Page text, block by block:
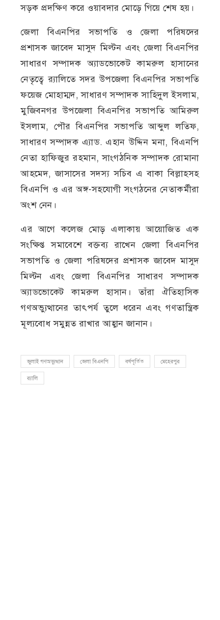
সড়ক প্রদক্ষিণ করে ওয়াবদার মোড়ে গিয়ে শেষ হয়।
জেলা বিএনপির সভাপতি ও জেলা পরিষদের
প্রশাসক জাবেদ মাসুদ মিল্টন এবং জেলা বিএনপির
সাধারণ সম্পাদক অ্যাডভোকেট কামরুল হাসানের
নেতৃত্বে র‍্যালিতে সদর উপজেলা বিএনপির সভাপতি
ফয়েজ মোহাম্মদ, সাধারণ সম্পাদক সাহিদুল ইসলাম,
মুজিবনগর উপজেলা বিএনপির সভাপতি আমিরুল
ইসলাম, পৌর বিএনপির সভাপতি আব্দুল লতিফ,
সাধারণ সম্পাদক এ্যাড. এহান উদ্দিন মনা, বিএনপি
নেতা হাফিজুর রহমান, সাংগঠনিক সম্পাদক রোমানা
আহমেদ, জাসাসের সদস্য সচিব এ বাকা বিল্লাহসহ
বিএনপি ও এর অঙ্গ-সহযোগী সংগঠনের নেতাকর্মীরা
অংশ নেন।
এর আগে কলেজ মোড় এলাকায় আয়োজিত এক
সংক্ষিপ্ত সমাবেশে বক্তব্য রাখেন জেলা বিএনপির
সভাপতি ও জেলা পরিষদের প্রশাসক জাবেদ মাসুদ
মিল্টন এবং জেলা বিএনপির সাধারণ সম্পাদক
অ্যাডভোকেট কামরুল হাসান। তাঁরা ঐতিহাসিক
গণঅভ্যুত্থানের তাৎপর্য তুলে ধরেন এবং গণতান্ত্রিক
মূল্যবোধ সমুন্নত রাখার আহ্বান জানান।
জুলাই গণঅভ্যুত্থান জেলা বিএনপি বর্ষপূর্তিত মেহেরপুর
র‍্যালি